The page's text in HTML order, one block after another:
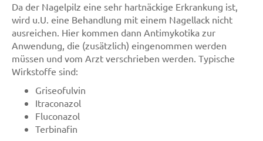
Da der Nagelpilz eine sehr hartnäckige Erkrankung ist,
wird u.U. eine Behandlung mit einem Nagellack nicht
ausreichen. Hier kommen dann Antimykotika zur
Anwendung, die (zusätzlich) eingenommen werden
müssen und vom Arzt verschrieben werden. Typische
Wirkstoffe sind:
Griseofulvin
Itraconazol
Fluconazol
Terbinafin